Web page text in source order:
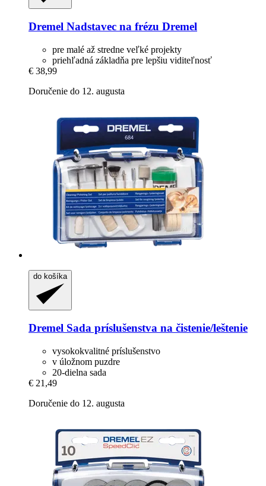
Dremel Nadstavec na frézu Dremel
pre malé až stredne veľké projekty
priehľadná základňa pre lepšiu viditeľnosť
€ 38,99
Doručenie do 12. augusta
do košíka
Dremel Sada príslušenstva na čistenie/leštenie
vysokokvalitné príslušenstvo
v úložnom puzdre
20-dielna sada
€ 21,49
Doručenie do 12. augusta